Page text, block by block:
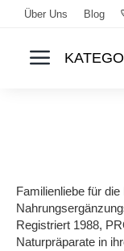
Über Uns Blog
Familienliebe für
Registriert 1988,
Naturpräparate in